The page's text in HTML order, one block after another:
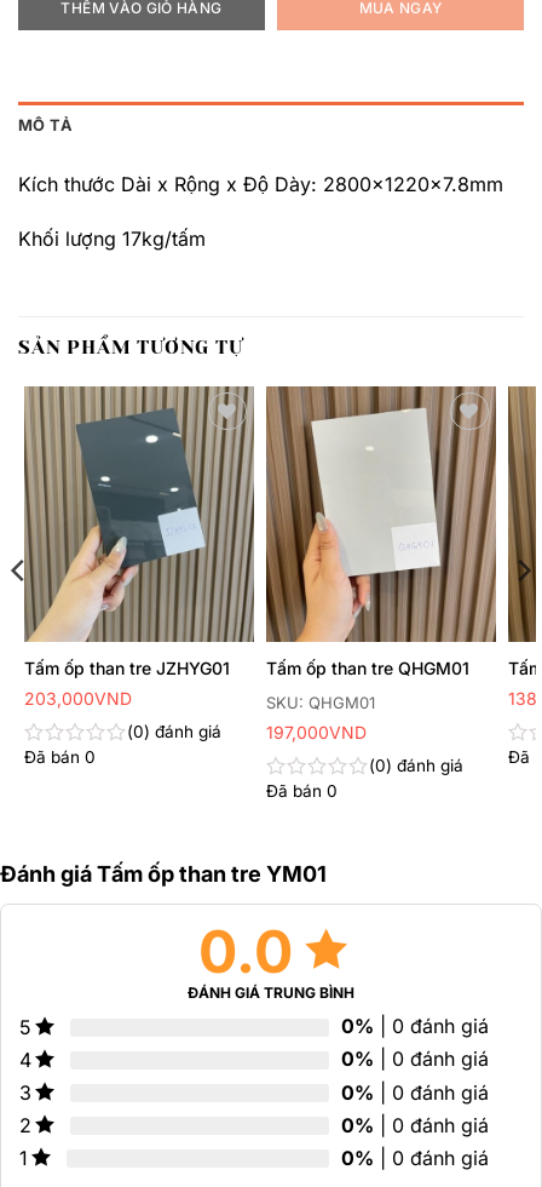
THÊM VÀO GIỎ HÀNG MUA NGAY
MÔ TẢ
Kích thước Dài x Rộng x Độ Dày: 2800x1220x7.8mm
Khối lượng 17kg/tấm
SẢN PHẨM TƯƠNG TỰ
Thêm
yêu
thích
Tấm ốp than tre JZHYG01
Được
0
đánh giá
Đã bán 0
203,000VND
Thêm
yêu
thích
SKU: QHGM01
Tấm ốp than tre QHGM01
Được
5
0
đánh giá
Đã bán 0
197,000VND
Đã
từ
đến
Đánh giá Tấm ốp than tre YM01
0.0
ĐÁNH GIÁ TRUNG BÌNH
5 0% | 0 đánh giá
4
0% | 0 đánh giá
3
0% | 0 đánh giá
2
0% | 0 đánh giá
1
0% | 0 đánh giá